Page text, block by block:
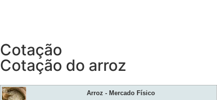
Cotação
Cotação do arroz
Arroz - Mercado Físico